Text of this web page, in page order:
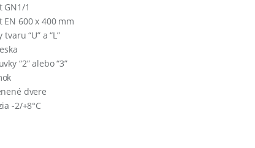
GN1/1
EN 600 x 400 mm
tvaru “U” a “L”
“2” alebo “3”
dvere
-2/+8°C